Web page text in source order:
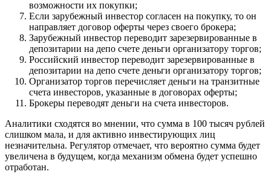
возможности их покупки;
Если зарубежный инвестор согласен на покупку, то он
направляет договор оферты через своего брокера;
Зарубежный инвестор переводит зарезервированные в
депозитарии на депо счете деньги организатору торгов;
Российский инвестор переводит зарезервированные в
депозитарии на депо счете деньги организатору торгов;
Организатор торгов перечисляет деньги на транзитные
счета инвесторов, указанные в договорах оферты;
Брокеры переводят деньги на счета инвесторов.
Аналитики сходятся во мнении, что сумма в 100 тысяч рублей
слишком мала, и для активно инвестирующих лиц
незначительна. Регулятор отмечает, что вероятно сумма будет
увеличена в будущем, когда механизм обмена будет успешно
отработан.